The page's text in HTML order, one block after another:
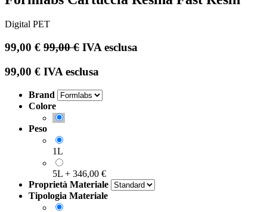
Digital PET
99,00 € 99,00€ IVA esclusa
99,00 € IVA esclusa
Brand
Colore
Peso
1L
5L + 346,00 €
Proprietà Materiale
Tipologia Materiale